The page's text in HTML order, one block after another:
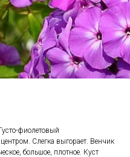
фиолетовый
Слегка выгорает. Венчик
большое, плотное. Куст